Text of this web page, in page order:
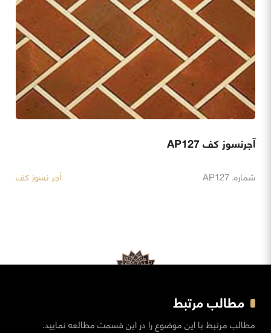
آجرنسوز کف AP127
شماره. AP127 آجر نسوز کف
مطالب مرتبط
مطالب مرتبط با این موضوع را در این قسمت مطالعه نمایید.